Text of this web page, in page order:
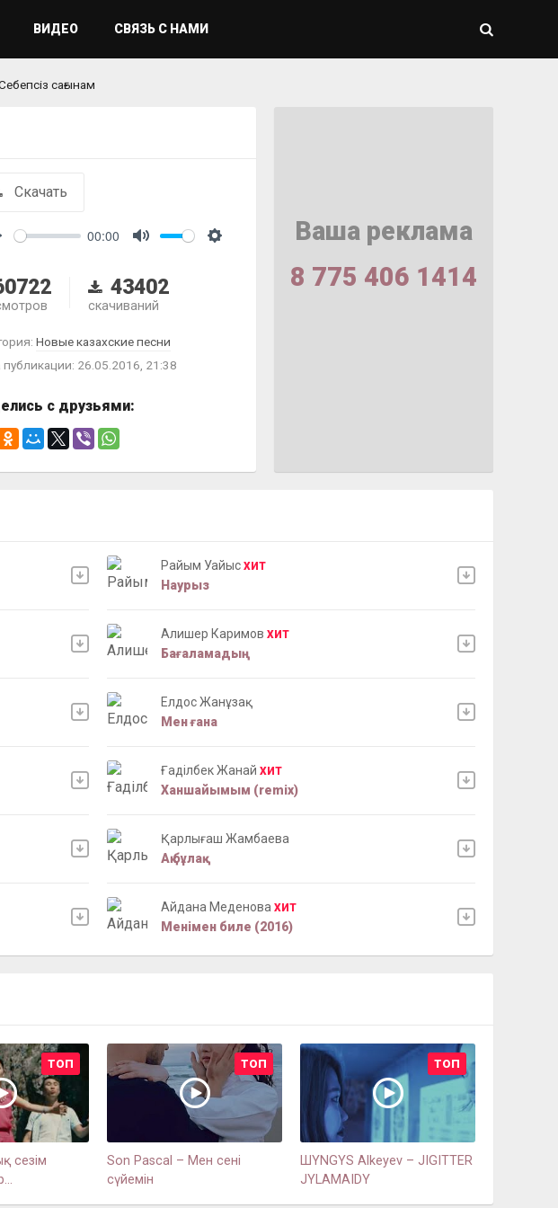
ВИДЕО СВЯЗЬ С НАМИ
сағынам
Скачать
00:00
43402
скачиваний
Новые казахские песни
публикации: 26.05.2016, 21:38
с друзьями:
Ваша реклама
8 775 406 1414
Райым Уайыс ХИТ
Наурыз
Алишер Каримов ХИТ
Бағаламадың
Елдос Жанұзақ
Мен ғана
Ғаділбек Жанай ХИТ
Ханшайымым (remix)
Қарлығаш Жамбаева
Ақ бұлақ
Айдана Меденова ХИТ
Менімен биле (2016)
ТОП
сезім
ТОП
Son Pascal – Мен сені
сүйемін
ТОП
ШYNGYS Alkeyev – JIGITTER
JYLAMAIDY